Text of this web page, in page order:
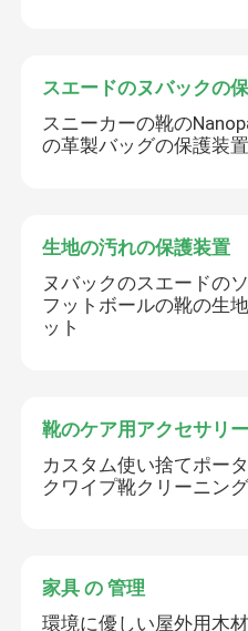
スエードのヌバックの
スニーカーの靴の
の革製バッグの保護装
生地の汚れの保護装置
ヌバックのスエードの
フットボールの靴の生
ット
靴のケア用アクセサリー
カスタム使い捨てポー
クワイプ靴クリーニン
家具 の 管理
環境に優しい屋外用木